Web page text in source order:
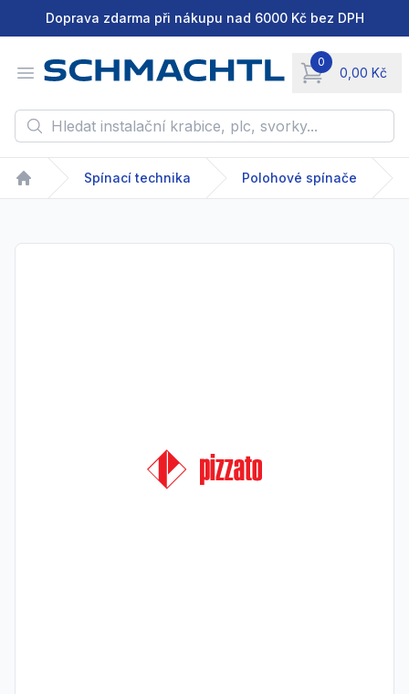
Doprava zdarma při nákupu nad 6000 Kč bez DPH
Open menu
0
0,00 Kč
items in cart,
Hledat instalační krabice, plc, svorky...
Home
Spínací technika Polohové spínače